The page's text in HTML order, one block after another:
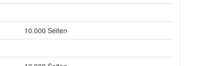
10.000 Seiten